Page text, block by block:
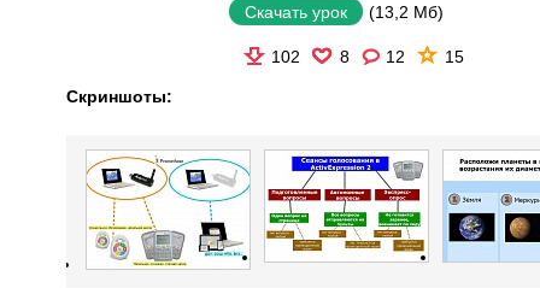
Скачать урок (13,2 Мб)
102 8 12 15
Скриншоты: